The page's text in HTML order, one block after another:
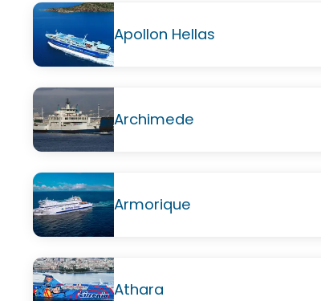
Apollon Hellas
Archimede
Armorique
Athara